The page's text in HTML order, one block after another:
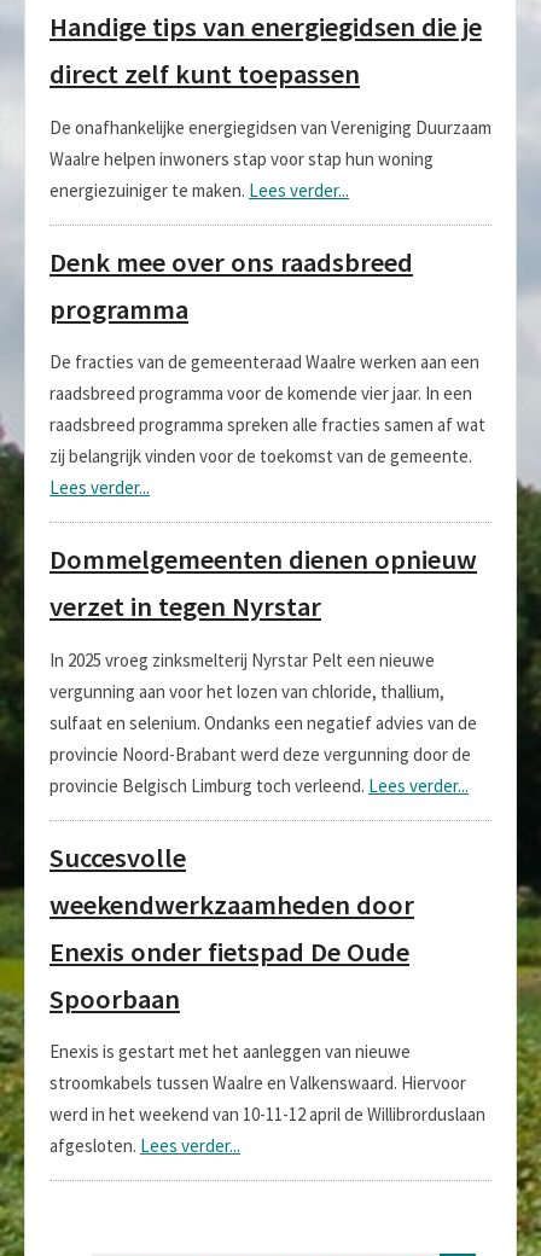
Handige tips van energiegidsen die je
direct zelf kunt toepassen
De onafhankelijke energiegidsen van Vereniging Duurzaam
Waalre helpen inwoners stap voor stap hun woning
energiezuiniger te maken. Lees verder...
Denk mee over ons raadsbreed
programma
De fracties van de gemeenteraad Waalre werken aan een
raadsbreed programma voor de komende vier jaar. In een
raadsbreed programma spreken alle fracties samen af wat
zij belangrijk vinden voor de toekomst van de gemeente.
Lees verder...
Dommelgemeenten dienen opnieuw
verzet in tegen Nyrstar
In 2025 vroeg zinksmelterij Nyrstar Pelt een nieuwe
vergunning aan voor het lozen van chloride, thallium,
sulfaat en selenium. Ondanks een negatief advies van de
provincie Noord-Brabant werd deze vergunning door de
provincie Belgisch Limburg toch verleend. Lees verder...
Succesvolle
weekendwerkzaamheden door
Enexis onder fietspad De Oude
Spoorbaan
Enexis is gestart met het aanleggen van nieuwe
stroomkabels tussen Waalre en Valkenswaard. Hiervoor
werd in het weekend van 10-11-12 april de Willibrorduslaan
afgesloten. Lees verder...